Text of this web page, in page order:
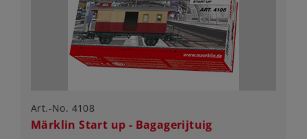
Art.-No. 4108
Märklin Start up - Bagagerijtuig